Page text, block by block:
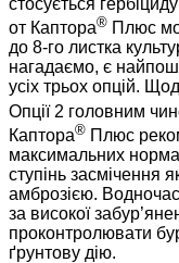
стосується
от Каптора® Плюс
до 8-го листка
нагадаємо, є
усіх трьох опцій.
Опції 2 головним
Каптора® Плюс
максимальних
ступінь засмічення
амброзією.
за високої
проконтролювати
ґрунтову дію.